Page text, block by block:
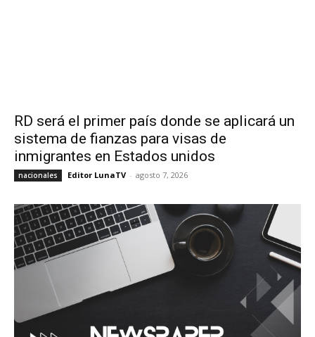
RD será el primer país donde se aplicará un
sistema de fianzas para visas de
inmigrantes en Estados unidos
nacionales Editor LunaTV - agosto 7, 2026